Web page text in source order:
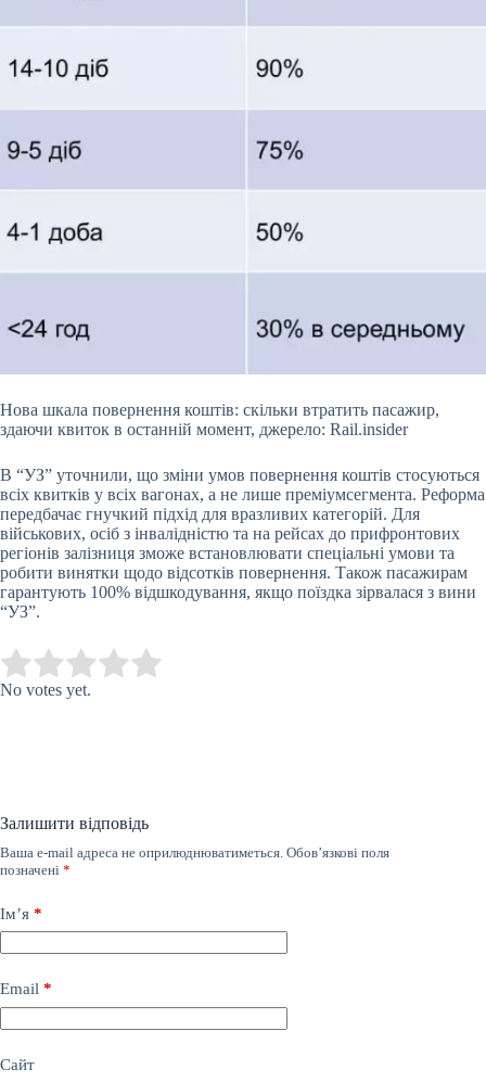
Нова шкала повернення коштів: скільки втратить пасажир,
здаючи квиток в останній момент, джерело: Rail.insider
В “УЗ” уточнили, що зміни умов повернення коштів стосуються
всіх квитків у всіх вагонах, а не лише преміумсегмента. Реформа
передбачає гнучкий підхід для вразливих категорій. Для
військових, осіб з інвалідністю та на рейсах до прифронтових
регіонів залізниця зможе встановлювати спеціальні умови та
робити винятки щодо відсотків повернення. Також пасажирам
гарантують 100% відшкодування, якщо поїздка зірвалася з вини
“УЗ”.
Rate this item:
No votes yet.
Залишити відповідь
Ваша e-mail адреса не оприлюднюватиметься. Обов’язкові поля
позначені *
Ім’я *
Email *
Сайт